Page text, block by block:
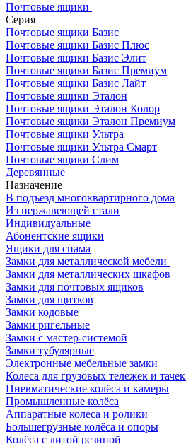
Почтовые ящики
Серия
Почтовые ящики Базис
Почтовые ящики Базис Плюс
Почтовые ящики Базис Элит
Почтовые ящики Базис Премиум
Почтовые ящики Базис Лайт
Почтовые ящики Эталон
Почтовые ящики Эталон Колор
Почтовые ящики Эталон Премиум
Почтовые ящики Ультра
Почтовые ящики Ультра Смарт
Почтовые ящики Слим
Деревянные
Назначение
В подъезд многоквартирного дома
Из нержавеющей стали
Индивидуальные
Абонентские ящики
Ящики для спама
Замки для металлической мебели
Замки для металлических шкафов
Замки для почтовых ящиков
Замки для щитков
Замки кодовые
Замки ригельные
Замки с мастер-системой
Замки тубулярные
Электронные мебельные замки
Колеса для грузовых тележек и тачек
Пневматические колёса и камеры
Промышленные колёса
Аппаратные колеса и ролики
Большегрузные колёса и опоры
Колёса с литой резиной